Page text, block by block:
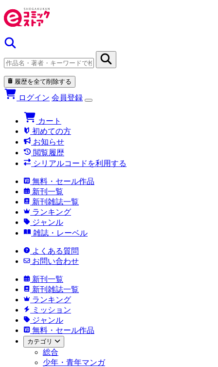
履歴を全て削除する
ログイン 会員登録
カート
初めての方
お知らせ
閲覧履歴
シリアルコードを利用する
無料・セール作品
新刊一覧
新刊雑誌一覧
ランキング
ジャンル
雑誌・レーベル
よくある質問
お問い合わせ
新刊一覧
新刊雑誌一覧
ランキング
ミッション
ジャンル
無料・セール作品
カテゴリ
総合
少年・青年マンガ